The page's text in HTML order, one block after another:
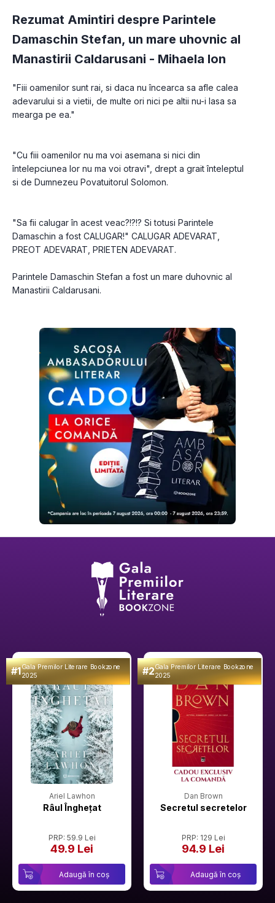
Rezumat Amintiri despre Parintele
Damaschin Stefan, un mare uhovnic al
Manastirii Caldarusani - Mihaela Ion
"Fiii oamenilor sunt rai, si daca nu încearca sa afle calea
adevarului si a vietii, de multe ori nici pe altii nu-i lasa sa
mearga pe ea."
"Cu fiii oamenilor nu ma voi asemana si nici din
întelepciunea lor nu ma voi otravi", drept a grait înteleptul
si de Dumnezeu Povatuitorul Solomon.
"Sa fii calugar în acest veac?!?!? Si totusi Parintele
Damaschin a fost CALUGAR!" CALUGAR ADEVARAT,
PREOT ADEVARAT, PRIETEN ADEVARAT.
Parintele Damaschin Stefan a fost un mare duhovnic al
Manastirii Caldarusani.
#1Gala Premilor Literare Bookzone
2025
Ariel Lawhon
Râul Înghețat
PRP: 59.9 Lei
49.9 Lei
Adaugă în coș
#2Gala Premilor Literare Bookzone
2025
Dan Brown
Secretul secretelor
PRP: 129 Lei
94.9 Lei
Adaugă în coș